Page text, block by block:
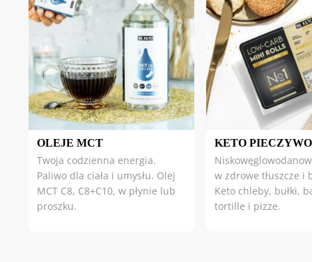
OLEJE MCT
Twoja codzienna energia.
Paliwo dla ciała i umysłu. Olej
MCT C8, C8+C10, w płynie lub
proszku.
KETO PIECZYWO
w zdrowe tłuszcze i
Keto chleby, bułki,
tortille i pizze.